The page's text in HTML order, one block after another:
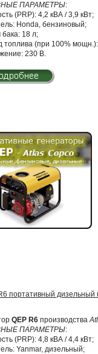
ПАРАМЕТРЫ:
(PRP): 4,2 кВА / 3,9 кВт;
Honda, бензиновый;
18 л;
топлива (при 100%
230 В.
QEP R6 производства
ПАРАМЕТРЫ:
(PRP): 4,8 кВА / 4,4 кВт;
Yanmar, дизельный;